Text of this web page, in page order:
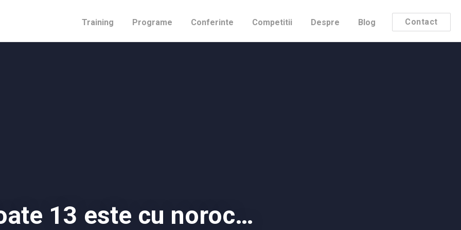
Training Programe Conferinte Competitii Despre Blog Contact
13 este cu noroc…